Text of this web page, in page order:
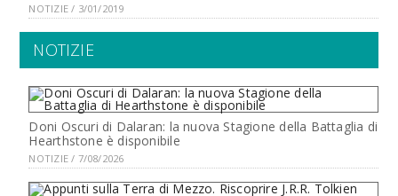
NOTIZIE / 3/01/2019
NOTIZIE
Doni Oscuri di Dalaran: la nuova Stagione della Battaglia di
Hearthstone è disponibile
NOTIZIE / 7/08/2026